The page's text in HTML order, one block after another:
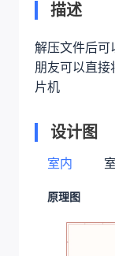
描述
解压文件后可
朋友可以直接
片机
设计图
室内
原理图